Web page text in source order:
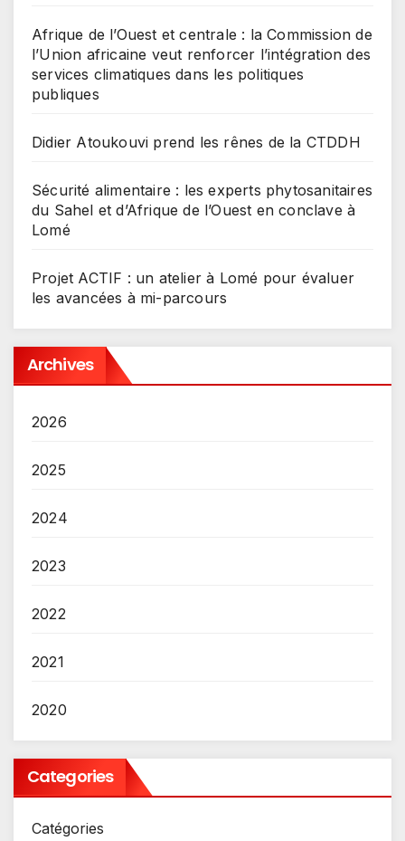
Afrique de l’Ouest et centrale : la Commission de
l’Union africaine veut renforcer l’intégration des
services climatiques dans les politiques
publiques
Didier Atoukouvi prend les rênes de la CTDDH
Sécurité alimentaire : les experts phytosanitaires
du Sahel et d’Afrique de l’Ouest en conclave à
Lomé
Projet ACTIF : un atelier à Lomé pour évaluer
les avancées à mi-parcours
Archives
2026
2025
2024
2023
2022
2021
2020
Categories
Catégories